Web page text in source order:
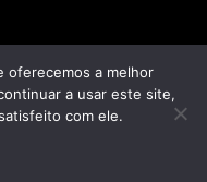
oferecemos a melhor
a usar este site,
com ele.